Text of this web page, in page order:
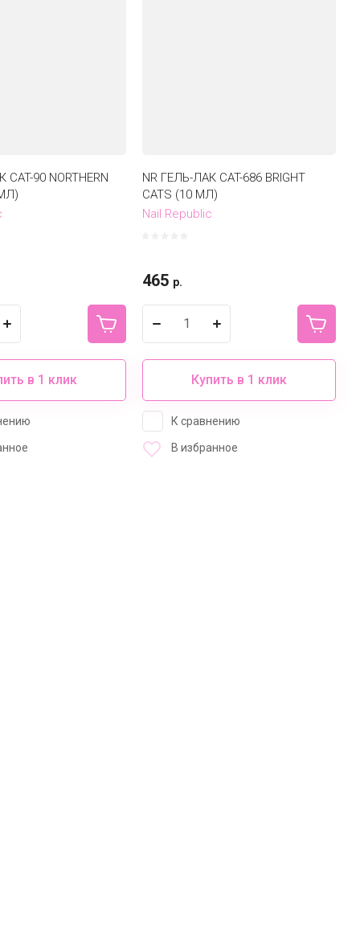
90 NORTHERN
в 1 клик
NR ГЕЛЬ-ЛАК CAT-686 BRIGHT
CATS (10 МЛ)
Nail Republic
465 р.
Купить в 1 клик
К сравнению
В избранное